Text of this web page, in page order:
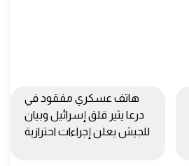
هاتف عسكري مفقود في
درعا يثير قلق إسرائيل وبيان
للجيش يعلن إجراءات احترازية